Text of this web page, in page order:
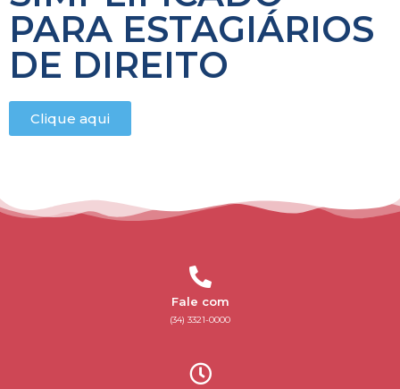
PARA ESTAGIÁRIOS
DE DIREITO
Clique aqui
Fale com
(34) 3321-0000